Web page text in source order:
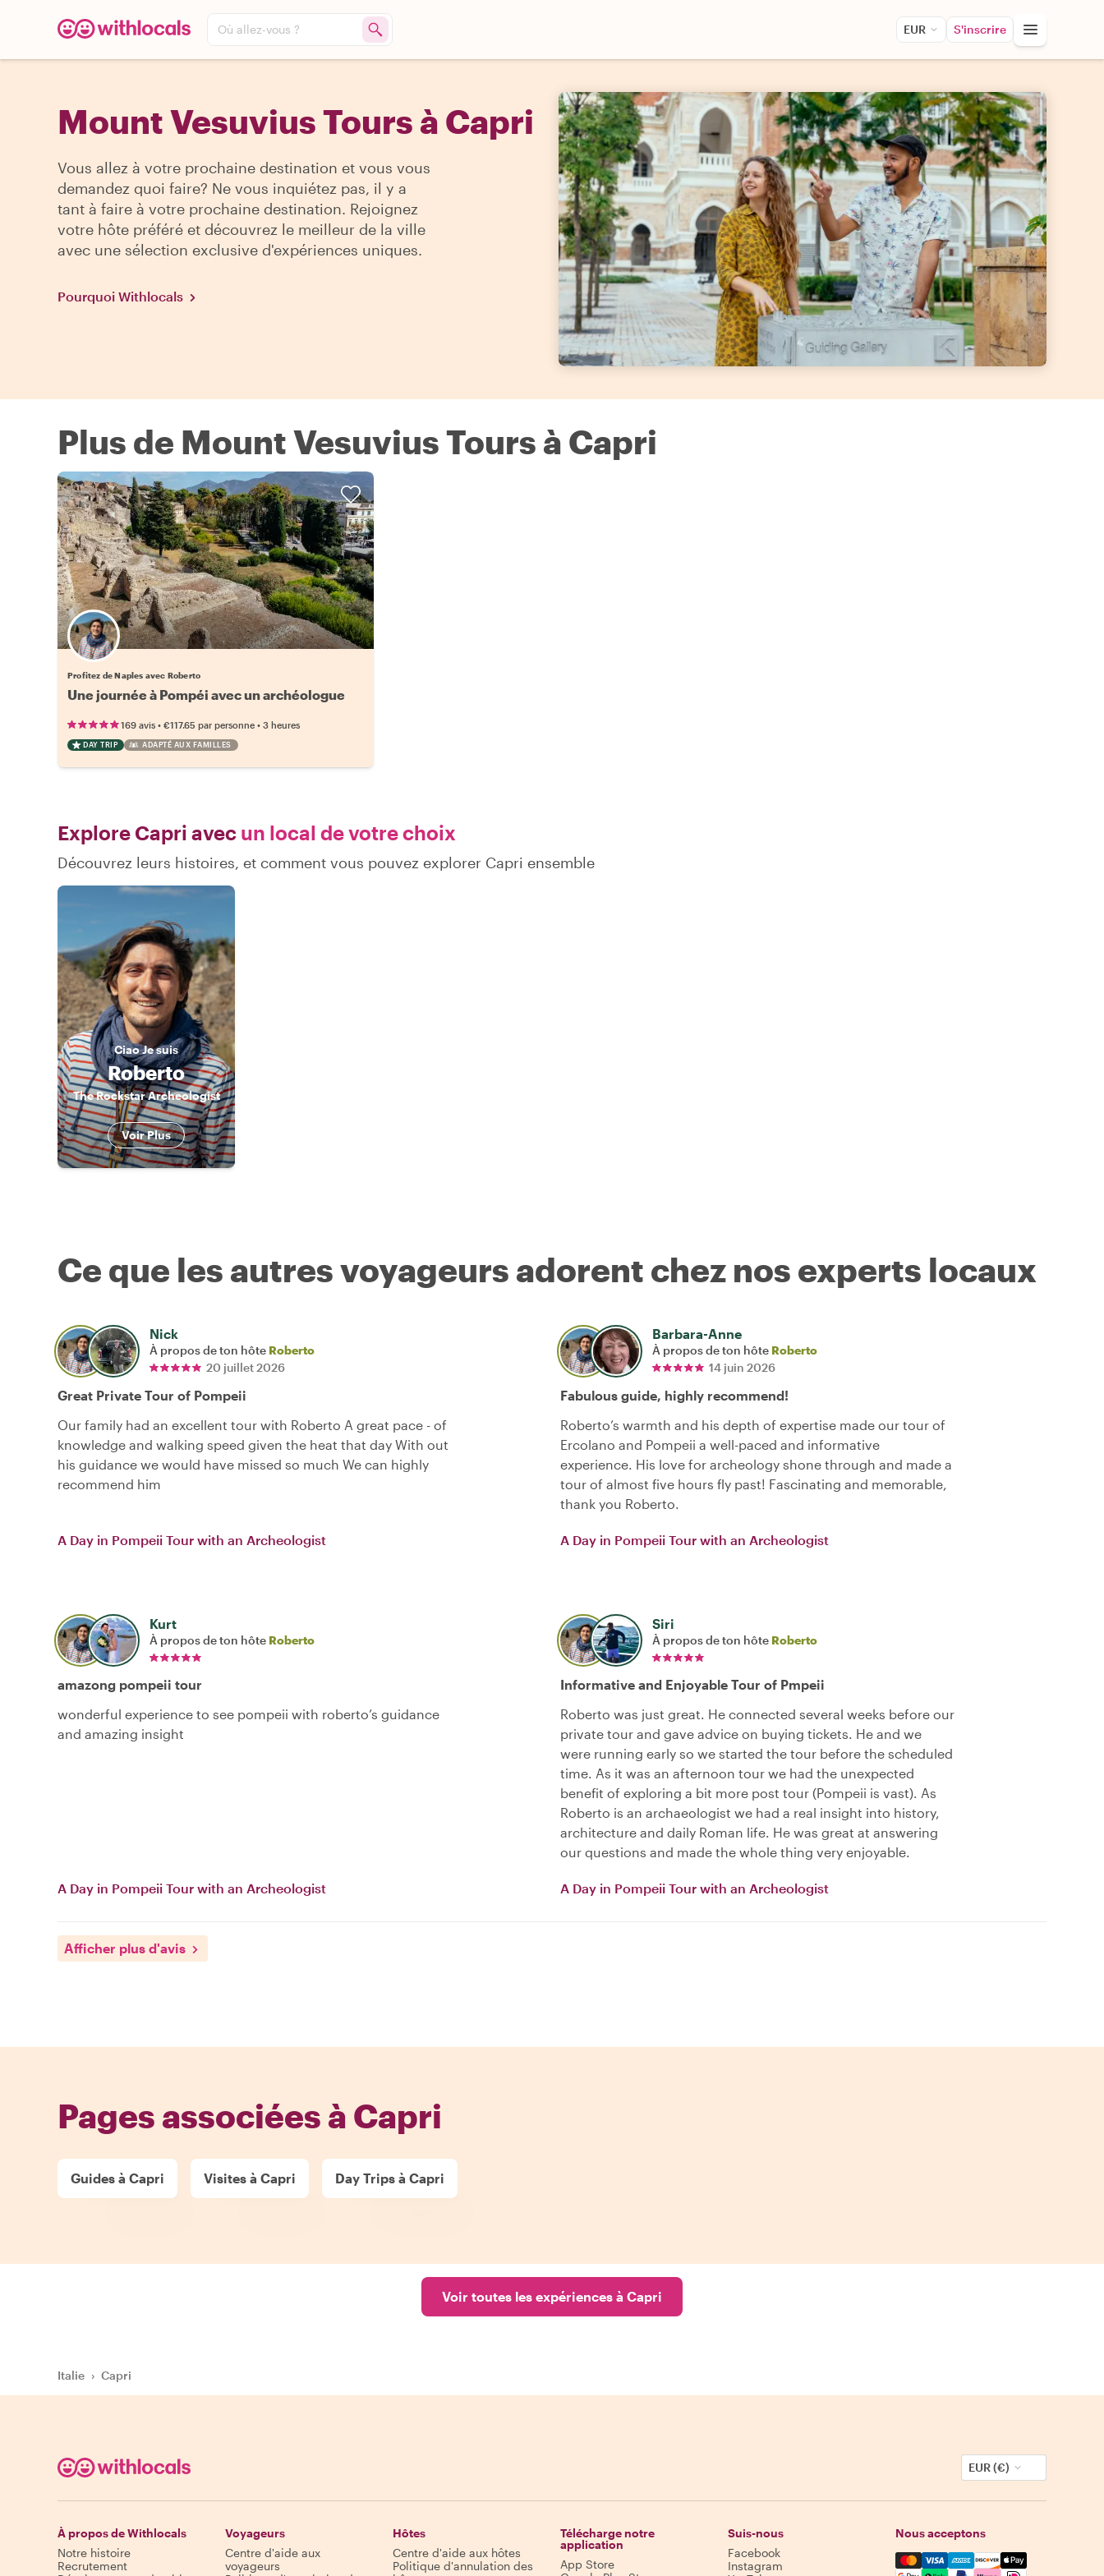
Où allez-vous ? EUR S'inscrire
Mount Vesuvius Tours à Capri
Vous allez à votre prochaine destination et vous vous
demandez quoi faire? Ne vous inquiétez pas, il y a
tant à faire à votre prochaine destination. Rejoignez
votre hôte préféré et découvrez le meilleur de la ville
avec une sélection exclusive d'expériences uniques.
Pourquoi Withlocals
Plus de Mount Vesuvius Tours à Capri
Profitez de Naples avec Roberto
Une journée à Pompéi avec un archéologue
169 avis • €117.65 par personne • 3 heures
DAY TRIP ADAPTÉ AUX FAMILLES
Explore Capri avec un local de votre choix
Découvrez leurs histoires, et comment vous pouvez explorer Capri ensemble
CiaoJe suis
Roberto
The Rockstar Archeologist
Voir Plus
Ce que les autres voyageurs adorent chez nos experts locaux
Nick
À propos de ton hôte Roberto
20 juillet 2026
Great Private Tour of Pompeii
Our family had an excellent tour with Roberto A great pace - of
knowledge and walking speed given the heat that day With out
his guidance we would have missed so much We can highly
recommend him
A Day in Pompeii Tour with an Archeologist
Barbara-Anne
À propos de ton hôte Roberto
14 juin 2026
Fabulous guide, highly recommend!
Roberto’s warmth and his depth of expertise made our tour of
Ercolano and Pompeii a well-paced and informative
experience. His love for archeology shone through and made a
tour of almost five hours fly past! Fascinating and memorable,
thank you Roberto.
A Day in Pompeii Tour with an Archeologist
Kurt
À propos de ton hôte Roberto
amazong pompeii tour
wonderful experience to see pompeii with roberto’s guidance
and amazing insight
A Day in Pompeii Tour with an Archeologist
Siri
À propos de ton hôte Roberto
Informative and Enjoyable Tour of Pmpeii
Roberto was just great. He connected several weeks before our
private tour and gave advice on buying tickets. He and we
were running early so we started the tour before the scheduled
time. As it was an afternoon tour we had the unexpected
benefit of exploring a bit more post tour (Pompeii is vast). As
Roberto is an archaeologist we had a real insight into history,
architecture and daily Roman life. He was great at answering
our questions and made the whole thing very enjoyable.
A Day in Pompeii Tour with an Archeologist
Afficher plus d'avis
Pages associées à Capri
Guides à Capri Visites à Capri Day Trips à Capri
Voir toutes les expériences à Capri
Italie › Capri
EUR (€)
À propos de Withlocals
Notre histoire
Recrutement
Voyageurs
Centre d'aide aux
voyageurs
Hôtes
Centre d'aide aux hôtes
Politique d'annulation des
Télécharge notre
application
App Store
Suis-nous
Facebook
Instagram
Nous acceptons
Mastercard, Visa, Amex,